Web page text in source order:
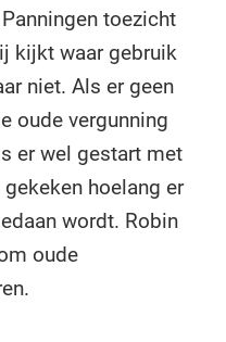
toezicht
kijkt waar gebruik
niet. Als er geen
oude vergunning
er wel gestart met
hoelang er
wordt. Robin
oude